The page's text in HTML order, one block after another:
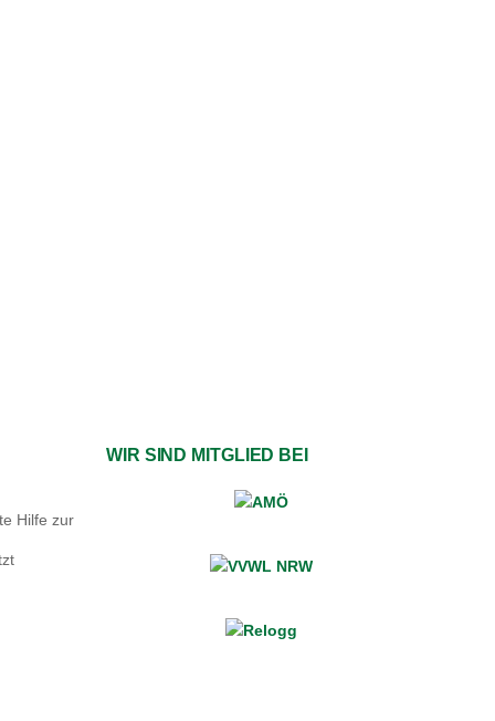
Hilfe zur
WIR SIND MITGLIED BEI